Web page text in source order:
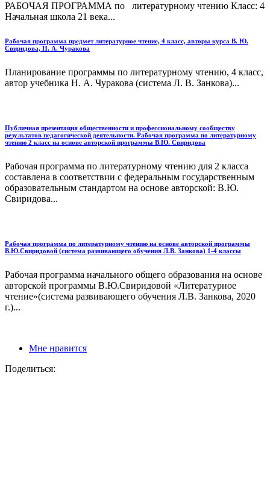
РАБОЧАЯ ПРОГРАММА по литературному чтению Класс: 4
Начальная школа 21 века...
Рабочая программа предмет литературное чтение, 4 класс, авторы курса В. Ю.
Свиридова, Н. А. Чуракова
Планирование программы по литературному чтению, 4 класс,
автор учебника Н. А. Чуракова (система Л. В. Занкова)...
Публичная презентация общественности и профессиональному сообществу
результатов педагогической деятельности. Рабочая программа по литературному
чтению 2 класс на основе авторской программы В.Ю. Свиридова
Рабочая программа по литературному чтению для 2 класса
составлена в соответствии с федеральным государственным
образовательным стандартом на основе авторской: В.Ю.
Свиридова...
Рабочая программа по литературному чтению на основе авторской программы
В.Ю.Свиридовой (система развивающего обучения Л.В. Занкова) 1-4 классы
Рабочая программа начального общего образования на основе
авторской программы В.Ю.Свиридовой «Литературное
чтение»(система развивающего обучения Л.В. Занкова, 2020
г.)...
Мне нравится
Поделиться: